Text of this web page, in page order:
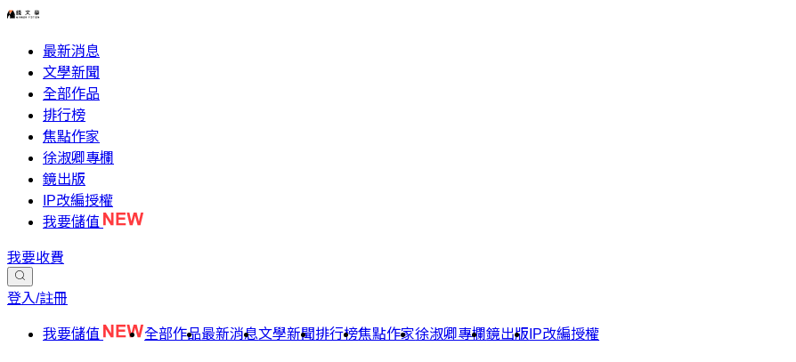
最新消息
文學新聞
全部作品
排行榜
焦點作家
徐淑卿專欄
鏡出版
IP改編授權
我要儲值
我要收費
登入/註冊
我要儲值 全部作品最新消息文學新聞排行榜焦點作家徐淑卿專欄鏡出版 IP改編授權